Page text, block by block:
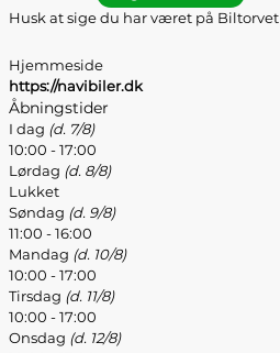
Husk at sige du har været på Biltorvet
Hjemmeside
https://navibiler.dk
Åbningstider
I dag (d. 7/8)
10:00 - 17:00
Lørdag (d. 8/8)
Lukket
Søndag (d. 9/8)
11:00 - 16:00
Mandag (d. 10/8)
10:00 - 17:00
Tirsdag (d. 11/8)
10:00 - 17:00
Onsdag (d. 12/8)